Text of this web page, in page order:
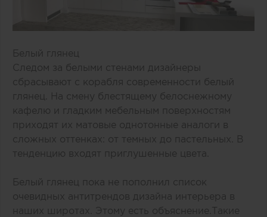
Белый глянец
Следом за белыми стенами дизайнеры
сбрасывают с корабля современности белый
глянец. На смену блестящему белоснежному
кафелю и гладким мебельным поверхностям
приходят их матовые однотонные аналоги в
сложных оттенках: от темных до пастельных. В
тенденцию входят приглушенные цвета.
Белый глянец пока не пополнил список
очевидных антитрендов дизайна интерьера в
наших широтах. Этому есть объяснение.Такие